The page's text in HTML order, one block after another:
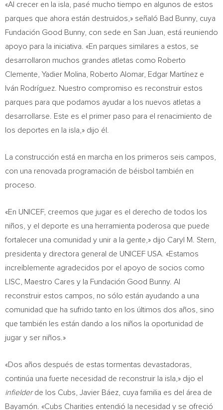
«Al crecer en la isla, pasé mucho tiempo en algunos de estos
parques que ahora están destruidos,» señaló Bad Bunny, cuya
Fundación Good Bunny, con sede en San Juan , está reuniendo
apoyo para la iniciativa. «En parques similares a estos, se
desarrollaron muchos grandes atletas como Roberto
Clemente Yadier Molina Roberto Alomar, Edgar Martínez e
Iván Rodríguez. Nuestro compromiso es reconstruir estos
parques para que podamos ayudar a los nuevos atletas a
desarrollarse. Este es el primer paso para el renacimiento de
los deportes en la isla,» dijo él.
La construcción está en marcha en los primeros seis campos,
con una renovada programación de béisbol también en
proceso.
«En UNICEF, creemos que jugar es el derecho de todos los
niños, y el deporte es una herramienta poderosa que puede
fortalecer una comunidad y unir a la gente,» dijo Caryl M. Stern
presidenta y directora general de UNICEF USA . «Estamos
increíblemente agradecidos por el apoyo de socios como
LISC, Maestro Cares y la Fundación Good Bunny. Al
reconstruir estos campos, no sólo están ayudando a una
comunidad que ha sufrido tanto en los últimos dos años, sino
que también les están dando a los niños la oportunidad de
jugar y ser niños.»
«Dos años después de estas tormentas devastadoras,
continúa una fuerte necesidad de reconstruir la isla,» dijo el
infielderde los Cubs, Javier Báez, cuya familia es del área de
Bayamón. «Cubs Charities entendió la necesidad y se ofreció